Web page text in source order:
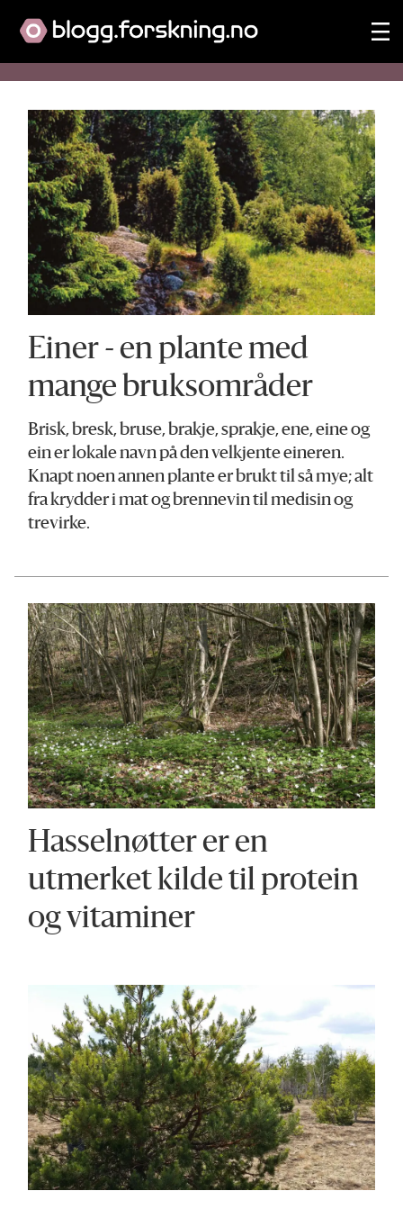
Tag:
trær
Einer - en plante med
mange bruksområder
Brisk, bresk, bruse, brakje, sprakje, ene, eine og
ein er lokale navn på den velkjente eineren.
Knapt noen annen plante er brukt til så mye; alt
fra krydder i mat og brennevin til medisin og
trevirke.
Hasselnøtter er en
utmerket kilde til protein
og vitaminer